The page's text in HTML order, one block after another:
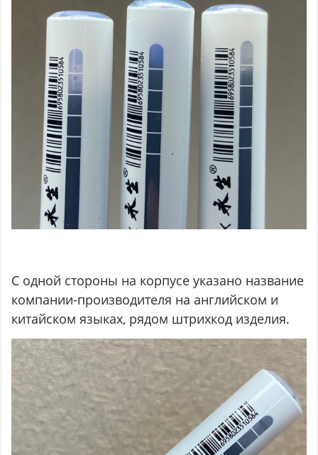
С одной стороны на корпусе указано название
компании-производителя на английском и
китайском языках, рядом штрихкод изделия.